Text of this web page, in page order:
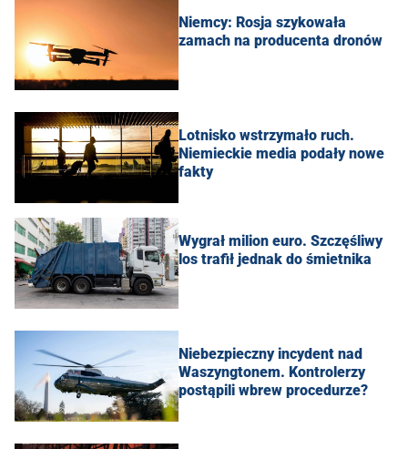
Niemcy: Rosja szykowała
zamach na producenta dronów
Lotnisko wstrzymało ruch.
Niemieckie media podały nowe
fakty
Wygrał milion euro. Szczęśliwy
los trafił jednak do śmietnika
Niebezpieczny incydent nad
Waszyngtonem. Kontrolerzy
postąpili wbrew procedurze?